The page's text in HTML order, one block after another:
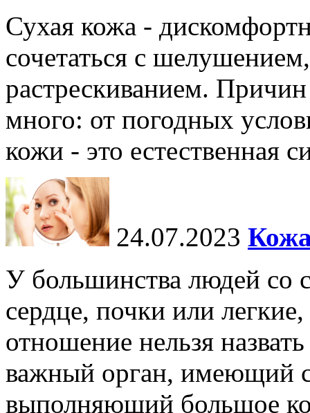
Сухая кожа -
сочетаться с
растрескиванием.
много: от погодных
кожи - это естественная
24.07.2023
У большинства людей со
сердце, почки или
отношение нельзя
важный орган, имеющий
выполняющий большое